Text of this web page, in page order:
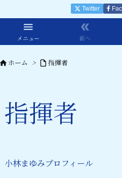

メニュー

前へ
Twitter
ホーム >  指揮者
指揮者
小林まゆみプロフィール